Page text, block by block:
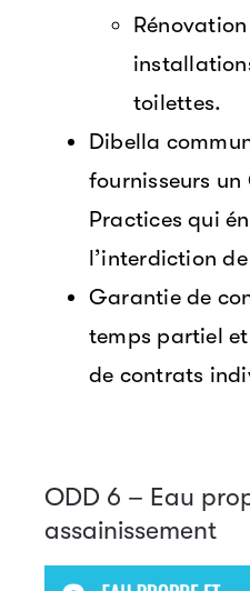
toilettes.
Dibella
fournisseurs
Practices qui
l’interdiction
Garantie de
temps partiel et
de contrats
ODD 6 – Eau
assainissement